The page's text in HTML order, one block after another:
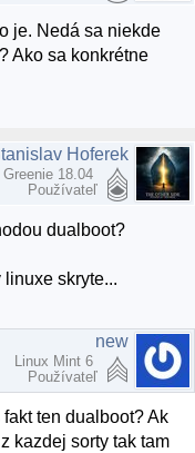
je. Nedá sa niekde
Ako sa konkrétne
Hoferek
Greenie 18.04
Používateľ
dualboot?
skryte...
new
Linux Mint 6
Používateľ
ten dualboot? Ak
kazdej sorty tak tam